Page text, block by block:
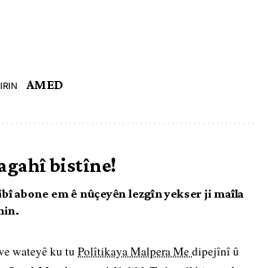
AMED
bistîne!
abone em ê nûçeyên lezgîn yekser ji maîla
wateyê ku tu Polîtikaya Malpera Medipejînî û